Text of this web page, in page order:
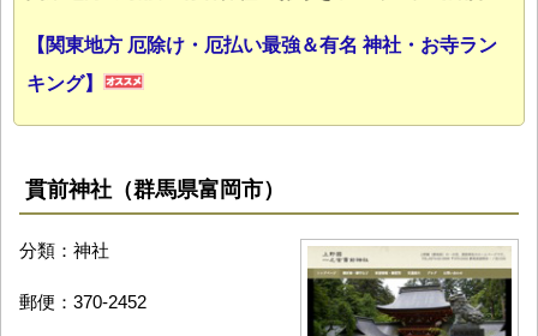
【関東地方 厄除け・厄払い最強＆有名 神社・お寺ラン
キング】
貫前神社（群馬県富岡市）
分類：神社
郵便：370-2452